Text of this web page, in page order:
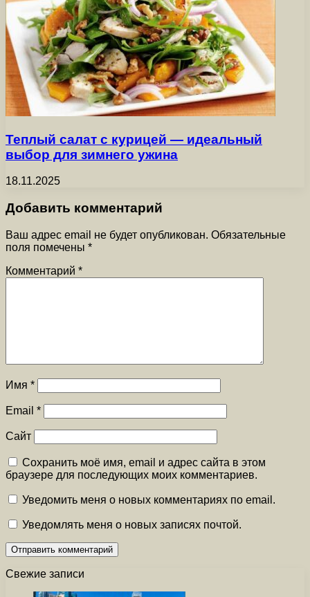
Теплый салат с курицей — идеальный
выбор для зимнего ужина
18.11.2025
Добавить комментарий
Ваш адрес email не будет опубликован. Обязательные
поля помечены *
Комментарий *
Имя *
Email *
Сайт
Сохранить моё имя, email и адрес сайта в этом
браузере для последующих моих комментариев.
Уведомить меня о новых комментариях по email.
Уведомлять меня о новых записях почтой.
Свежие записи